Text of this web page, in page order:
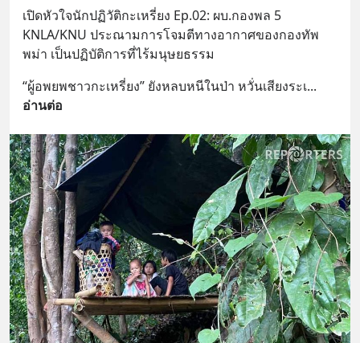
เปิดหัวใจนักปฏิวัติกะเหรี่ยง Ep.02: ผบ.กองพล 5
KNLA/KNU ประณามการโจมตีทางอากาศของกองทัพ
พม่า เป็นปฏิบัติการที่ไร้มนุษยธรรม
“ผู้อพยพชาวกะเหรี่ยง” ยังหลบหนีในป่า หวั่นเสียงระเ
อ่านต่อ